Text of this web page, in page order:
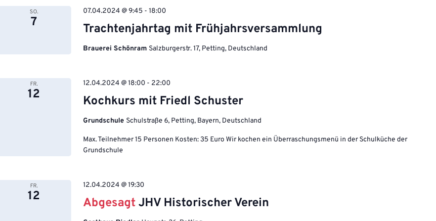
SO.
7 Trachtenjahrtag mit Frühjahrsversammlung
07.04.2024 @ 9:45 - 18:00
Brauerei Schönram Salzburgerstr. 17, Petting, Deutschland
FR.
12 Kochkurs mit Friedl Schuster
12.04.2024 @ 18:00 - 22:00
Grundschule Schulstraße 6, Petting, Bayern, Deutschland
Max. Teilnehmer 15 Personen Kosten: 35 Euro Wir kochen ein Überraschungsmenü in der Schulküche der
Grundschule
FR.
12 Abgesagt JHV Historischer Verein
12.04.2024 @ 19:30